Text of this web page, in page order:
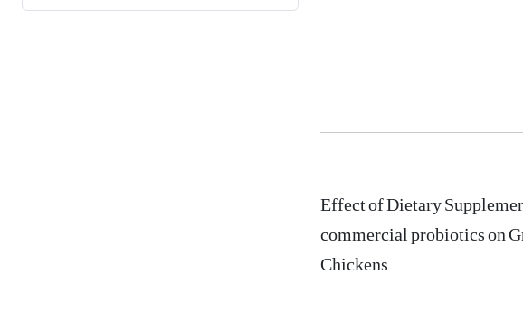
Effect of Dietary
commercial probiotics on
Chickens